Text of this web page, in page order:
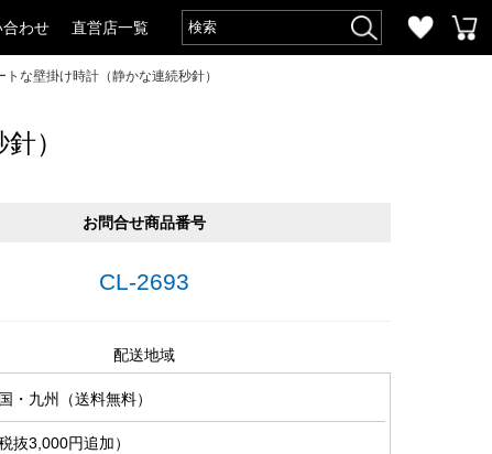
合わせ 直営店一覧
な壁掛け時計（静かな連続秒針）
）
お問合せ商品番号
CL-2693
配送地域
・九州（送料無料）
抜3,000円追加）